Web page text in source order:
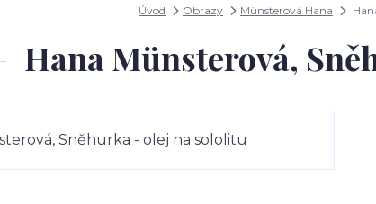
Úvod Obrazy Münsterová Hana
Hana Münsterová,